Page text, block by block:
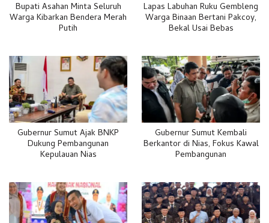
Bupati Asahan Minta Seluruh
Warga Kibarkan Bendera Merah
Putih
Lapas Labuhan Ruku Gembleng
Warga Binaan Bertani Pakcoy,
Bekal Usai Bebas
Gubernur Sumut Ajak BNKP
Dukung Pembangunan
Kepulauan Nias
Gubernur Sumut Kembali
Berkantor di Nias, Fokus Kawal
Pembangunan